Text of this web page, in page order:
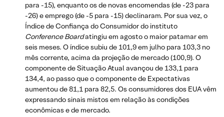
para -15), enquanto os de novas encomendas (de -23 para
-26) e emprego (de -5 para -15) declinaram. Por sua vez, o
Índice de Confiança do Consumidor do instituto
Conference Boardatingiu em agosto o maior patamar em
seis meses. O índice subiu de 101,9 em julho para 103,3 no
mês corrente, acima da projeção de mercado (100,9). O
componente de Situação Atual avançou de 133,1 para
134,4, ao passo que o componente de Expectativas
aumentou de 81,1 para 82,5. Os consumidores dos EUA vêm
expressando sinais mistos em relação às condições
econômicas e de mercado.